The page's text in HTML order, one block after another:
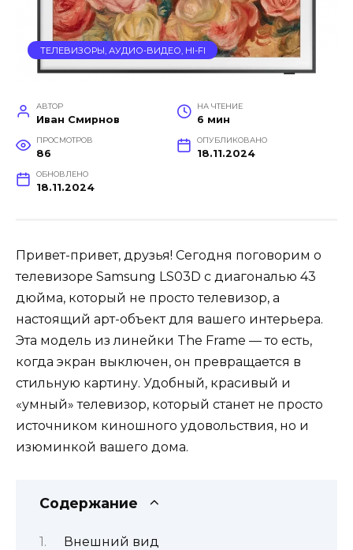
ТЕЛЕВИЗОРЫ, АУДИО-ВИДЕО, HI-FI
АВТОР
Иван Смирнов
НА ЧТЕНИЕ
6 мин
ПРОСМОТРОВ
86
ОПУБЛИКОВАНО
18.11.2024
ОБНОВЛЕНО
18.11.2024
Привет-привет, друзья! Сегодня поговорим о
телевизоре Samsung LS03D с диагональю 43
дюйма, который не просто телевизор, а
настоящий арт-объект для вашего интерьера.
Эта модель из линейки The Frame — то есть,
когда экран выключен, он превращается в
стильную картину. Удобный, красивый и
«умный» телевизор, который станет не просто
источником киношного удовольствия, но и
изюминкой вашего дома.
Содержание
Внешний вид